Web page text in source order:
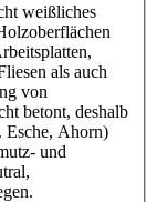
weißliches
als auch
von
betont, deshalb
Esche, Ahorn)
und